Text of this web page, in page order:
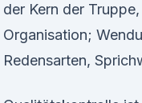
der Kern der
Organisation;
Redensarten,